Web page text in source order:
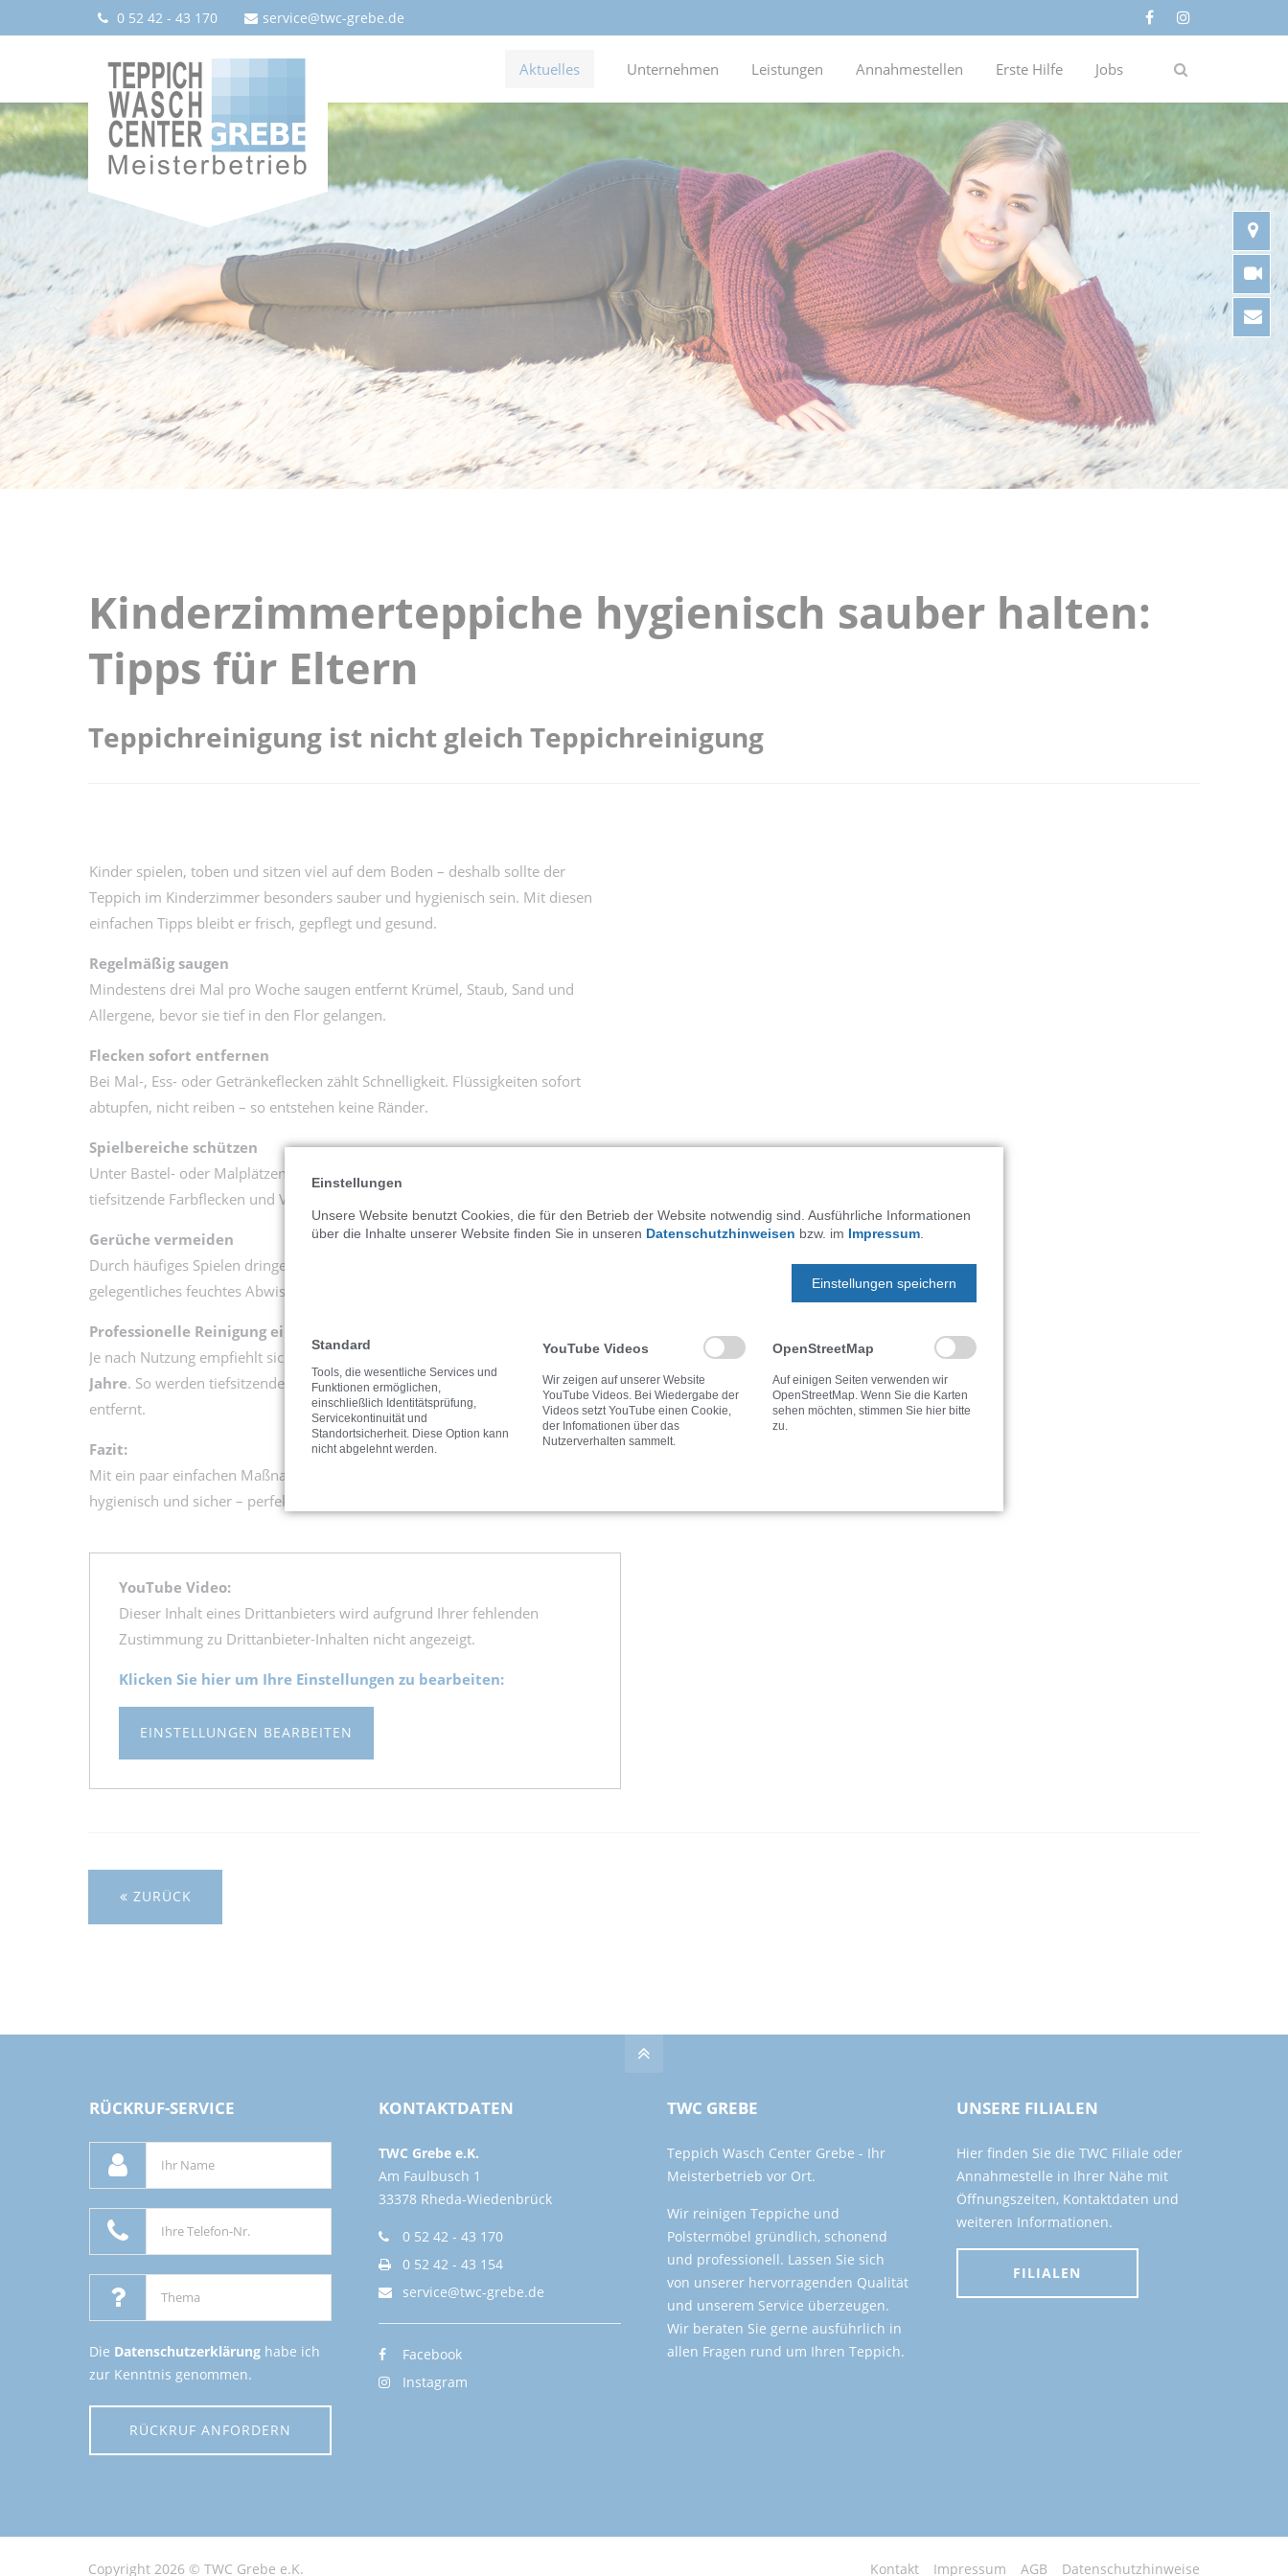
0 52 42 - 43 170 service@twc-grebe.de
Aktuelles Unternehmen Leistungen Annahmestellen Erste Hilfe Jobs
Kinderzimmerteppiche hygienisch sauber halten:
Tipps für Eltern
Teppichreinigung ist nicht gleich Teppichreinigung
Kinder spielen, toben und sitzen viel auf dem Boden – deshalb sollte der
Teppich im Kinderzimmer besonders sauber und hygienisch sein. Mit diesen
einfachen Tipps bleibt er frisch, gepflegt und gesund.
Regelmäßig saugen
Mindestens drei Mal pro Woche saugen entfernt Krümel, Staub, Sand und
Allergene, bevor sie tief in den Flor gelangen.
Flecken sofort entfernen
Bei Mal-, Ess- oder Getränkeflecken zählt Schnelligkeit. Flüssigkeiten sofort
abtupfen, nicht reiben – so entstehen keine Ränder.
Spielbereiche schützen
Unter Bastel- oder Malplätzen eignen sich waschbare Unterlagen. Sie verhindern
tiefsitzende Farbflecken und Verschmutzungen.
Gerüche vermeiden
Durch häufiges Spielen dringen schnell Gerüche ein. Regelmäßiges Lüften und
gelegentliches feuchtes Abwischen (je nach Material) sorgen für Frische.
Professionelle Reinigung einplanen
Je nach Nutzung empfiehlt sich eine
fachgerechte Teppichwäsche alle 2–3
Jahre. So werden tiefsitzender Schmutz, Bakterien und Allergene vollständig
entfernt.
Fazit:
Mit ein paar einfachen Maßnahmen bleibt der Teppich im Kinderzimmer sauber,
hygienisch und sicher – perfekt für gesundes Spielen und Wohlfühlen.
YouTube Video:
Dieser Inhalt eines Drittanbieters wird aufgrund Ihrer fehlenden
Zustimmung zu Drittanbieter-Inhalten nicht angezeigt.
Klicken Sie hier um Ihre Einstellungen zu bearbeiten:
EINSTELLUNGEN BEARBEITEN
ZURÜCK
RÜCKRUF-SERVICE
Die Datenschutzerklärunghabe ich
zur Kenntnis genommen.
RÜCKRUF ANFORDERN
KONTAKTDATEN
TWC Grebe e.K.
Am Faulbusch 1
33378 Rheda-Wiedenbrück
0 52 42 - 43 170
0 52 42 - 43 154
service@twc-grebe.de
Facebook
Instagram
TWC GREBE
Teppich Wasch Center Grebe - Ihr
Meisterbetrieb vor Ort.
Wir reinigen Teppiche und
Polstermöbel gründlich, schonend
und professionell. Lassen Sie sich
von unserer hervorragenden Qualität
und unserem Service überzeugen.
Wir beraten Sie gerne ausführlich in
allen Fragen rund um Ihren Teppich.
UNSERE FILIALEN
Hier finden Sie die TWC Filiale oder
Annahmestelle in Ihrer Nähe mit
Öffnungszeiten, Kontaktdaten und
weiteren Informationen.
FILIALEN
Copyright 2026 © TWC Grebe e.K. Kontakt Impressum AGB Datenschutzhinweise
Einstellungen
Unsere Website benutzt Cookies, die für den Betrieb der Website notwendig sind. Ausführliche Informationen
über die Inhalte unserer Website finden Sie in unseren Datenschutzhinweisen bzw. im Impressum.
Einstellungen speichern
Standard
Tools, die wesentliche Services und
Funktionen ermöglichen,
einschließlich Identitätsprüfung,
Servicekontinuität und
Standortsicherheit. Diese Option kann
nicht abgelehnt werden.
YouTube Videos
Wir zeigen auf unserer Website
YouTube Videos. Bei Wiedergabe der
Videos setzt YouTube einen Cookie,
der Infomationen über das
Nutzerverhalten sammelt.
OpenStreetMap
Auf einigen Seiten verwenden wir
OpenStreetMap. Wenn Sie die Karten
sehen möchten, stimmen Sie hier bitte
zu.